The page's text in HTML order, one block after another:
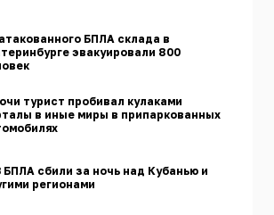
БПЛА склада в
эвакуировали 800
турист пробивал кулаками
в иные миры в припаркованных
БПЛА сбили за ночь над Кубанью и
регионами